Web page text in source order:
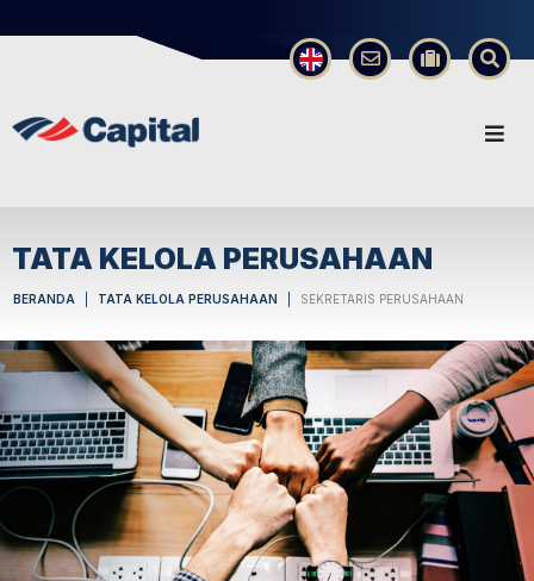
×
TATA KELOLA PERUSAHAAN
BERANDA TATA KELOLA PERUSAHAAN SEKRETARIS PERUSAHAAN